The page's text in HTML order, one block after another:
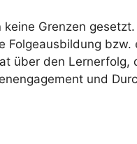
Grenzen
über den
und